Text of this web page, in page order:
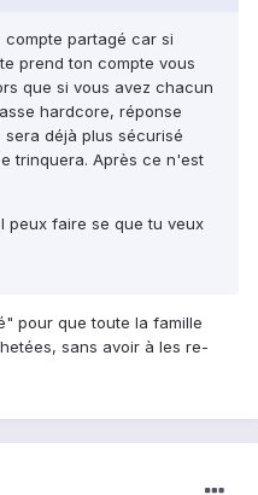
partagé car si
prend ton compte vous
que si vous avez chacun
hardcore, réponse
déjà plus sécurisé
trinquera. Après ce n'est
peux faire se que tu veux
pour que toute la famille
sans avoir à les re-